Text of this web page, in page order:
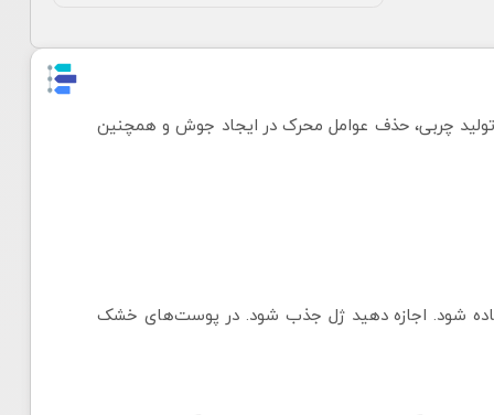
چربی، حذف عوامل محرک در ایجاد جوش و همچنین
شود. اجازه دهید ژل جذب شود. در پوست‌های خشک